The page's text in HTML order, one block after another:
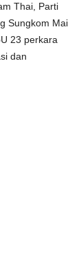
Thai, Parti
Sungkom Mai
23 perkara
dan